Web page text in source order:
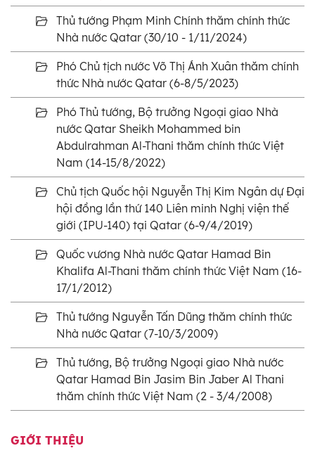
Thủ tướng Phạm Minh Chính thăm chính thức
Nhà nước Qatar (30/10 - 1/11/2024)
Phó Chủ tịch nước Võ Thị Ánh Xuân thăm chính
thức Nhà nước Qatar (6-8/5/2023)
Phó Thủ tướng, Bộ trưởng Ngoại giao Nhà
nước Qatar Sheikh Mohammed bin
Abdulrahman Al-Thani thăm chính thức Việt
Nam (14-15/8/2022)
Chủ tịch Quốc hội Nguyễn Thị Kim Ngân dự Đại
hội đồng lần thứ 140 Liên minh Nghị viện thế
giới (IPU-140) tại Qatar (6-9/4/2019)
Quốc vương Nhà nước Qatar Hamad Bin
Khalifa Al-Thani thăm chính thức Việt Nam (16-
17/1/2012)
Thủ tướng Nguyễn Tấn Dũng thăm chính thức
Nhà nước Qatar (7-10/3/2009)
Thủ tướng, Bộ trưởng Ngoại giao Nhà nước
Qatar Hamad Bin Jasim Bin Jaber Al Thani
thăm chính thức Việt Nam (2 - 3/4/2008)
GIỚI THIỆU